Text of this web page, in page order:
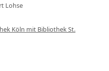
Lohse
Köln mit Bibliothek St.